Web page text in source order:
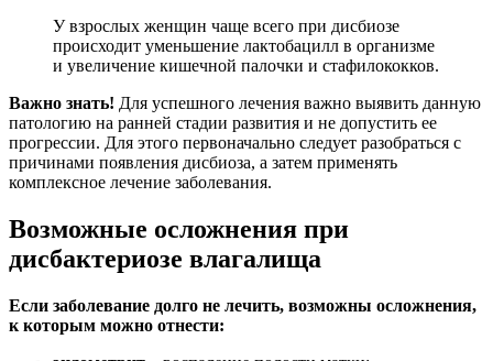
У взрослых женщин чаще всего при дисбиозе
происходит уменьшение лактобацилл в организме
и увеличение кишечной палочки и стафилококков.
Важно знать! Для успешного лечения важно выявить данную
патологию на ранней стадии развития и не допустить ее
прогрессии. Для этого первоначально следует разобраться с
причинами появления дисбиоза, а затем применять
комплексное лечение заболевания.
Возможные осложнения при
дисбактериозе влагалища
Если заболевание долго не лечить, возможны осложнения,
к которым можно отнести: